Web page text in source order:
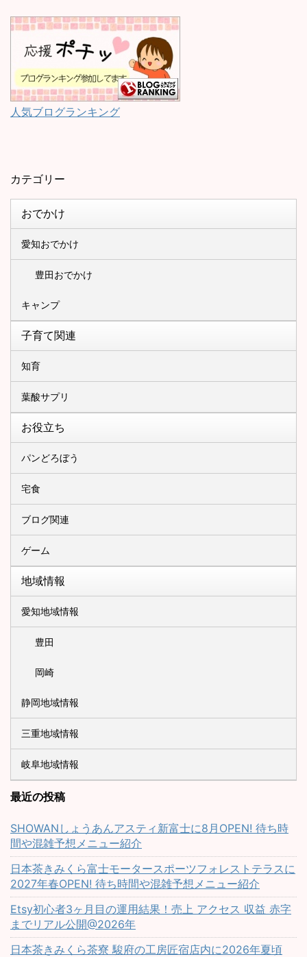
人気ブログランキング
カテゴリー
おでかけ
愛知おでかけ
豊田おでかけ
キャンプ
子育て関連
知育
葉酸サプリ
お役立ち
パンどろぼう
宅食
ブログ関連
ゲーム
地域情報
愛知地域情報
豊田
岡崎
静岡地域情報
三重地域情報
岐阜地域情報
最近の投稿
SHOWANしょうあんアスティ新富士に8月OPEN! 待ち時
間や混雑予想メニュー紹介
日本茶きみくら富士モータースポーツフォレストテラスに
2027年春OPEN! 待ち時間や混雑予想メニュー紹介
Etsy初心者3ヶ月目の運用結果！売上 アクセス 収益 赤字
までリアル公開@2026年
日本茶きみくら茶寮 駿府の工房匠宿店内に2026年夏頃